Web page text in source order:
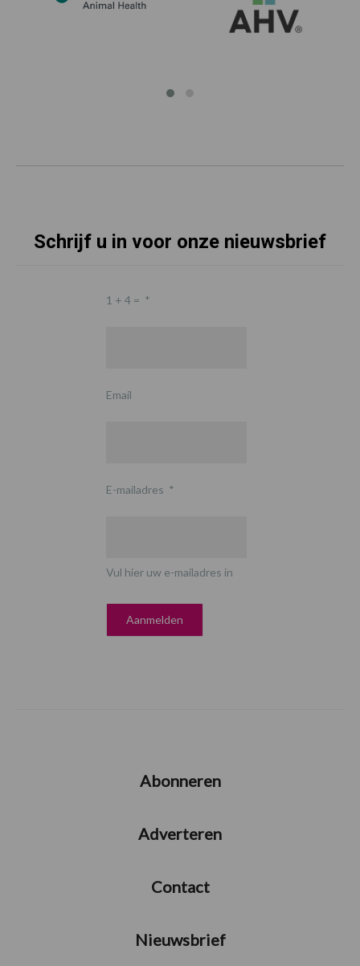
Schrijf u in voor onze nieuwsbrief
1 + 4 = *
Email
E-mailadres *
Vul hier uw e-mailadres in
Abonneren
Adverteren
Contact
Nieuwsbrief